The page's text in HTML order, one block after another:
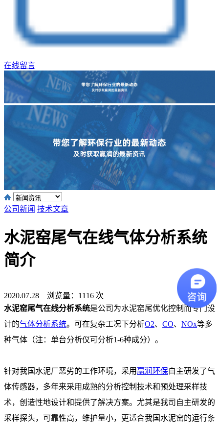
在线留言
公司新闻 技术文章
水泥窑尾气在线气体分析系统
简介
2020.07.28 浏览量：1116 次
水泥窑尾气在线分析系统是公司为水泥窑尾优化控制而专门设
计的气体分析系统。可在复杂工况下分析O2、 CO、 NOx等多
种气体（注：单台分析仪可分析1-6种成分）。
针对我国水泥厂恶劣的工作环境，采用 赢润环保自主研发了气
体传感器，多年来采用成熟的分析控制技术和预处理采样技
术，创造性地设计和提供了解决方案。尤其是我司自主研发的
采样探头，可靠性高，维护量小，更适合我国水泥窑的运行条